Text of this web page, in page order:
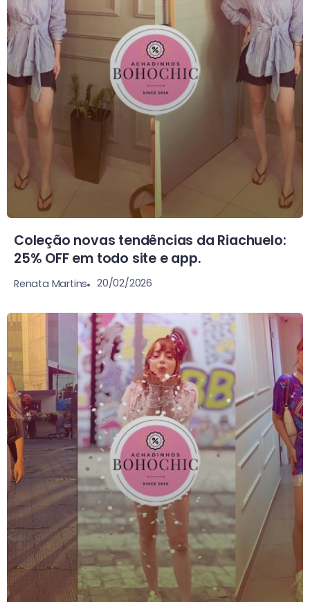
Coleção novas tendências da Riachuelo:
25% OFF em todo site e app.
Renata Martins 20/02/2026